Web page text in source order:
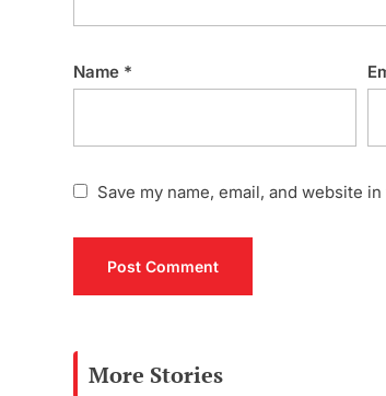
Name *
Save my name, email, and website
More Stories